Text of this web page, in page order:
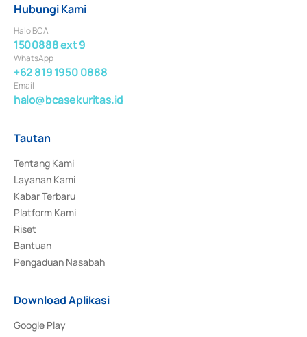
Hubungi Kami
Halo BCA
1500888 ext 9
WhatsApp
+62 819 1950 0888
Email
halo@bcasekuritas.id
Tautan
Tentang Kami
Layanan Kami
Kabar Terbaru
Platform Kami
Riset
Bantuan
Pengaduan Nasabah
Download Aplikasi
Google Play